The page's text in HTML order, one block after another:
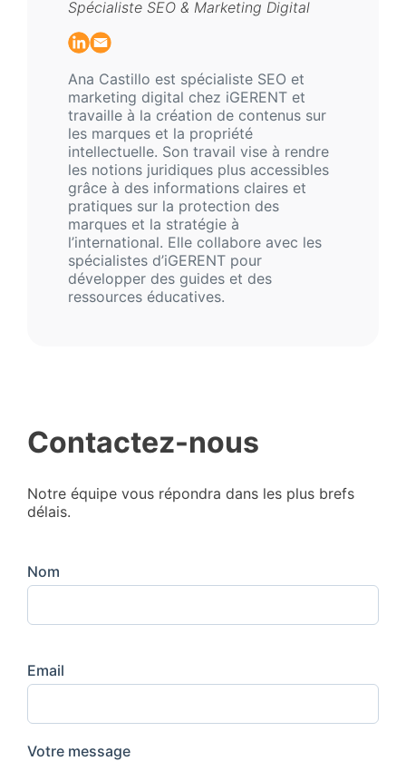
Spécialiste SEO & Marketing Digital
Ana Castillo est spécialiste SEO et
marketing digital chez iGERENT et
travaille à la création de contenus sur
les marques et la propriété
intellectuelle. Son travail vise à rendre
les notions juridiques plus accessibles
grâce à des informations claires et
pratiques sur la protection des
marques et la stratégie à
l’international. Elle collabore avec les
spécialistes d’iGERENT pour
développer des guides et des
ressources éducatives.
Contactez-nous
Notre équipe vous répondra dans les plus brefs
délais.
Nom
Email
Votre message